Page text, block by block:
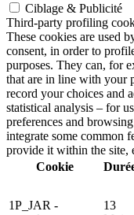
Ciblage & Publicité
Third-party profiling
These cookies are used
consent, in order to
purposes. They can, for
that are in line with your
record your choices and
statistical analysis – for
preferences and
integrate some common
provide it within the site,
Cookie
1P_JAR -
13